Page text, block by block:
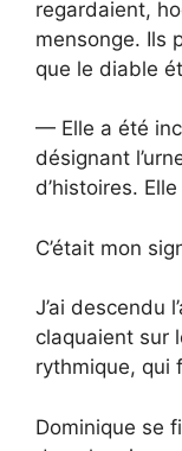
regardaient,
mensonge. Ils
que le diable
— Elle a été
désignant
d’histoires.
C’était mon
J’ai descendu
claquaient sur
rythmique, qui
Dominique se